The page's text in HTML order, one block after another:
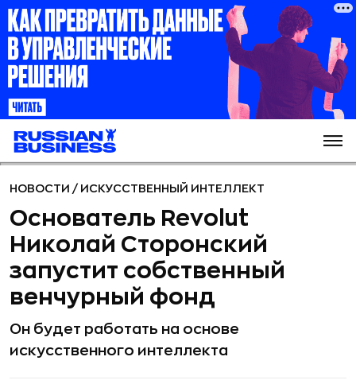
НОВОСТИ / ИСКУССТВЕННЫЙ ИНТЕЛЛЕКТ
Основатель Revolut
Николай Сторонский
запустит собственный
венчурный фонд
Он будет работать на основе
искусственного интеллекта